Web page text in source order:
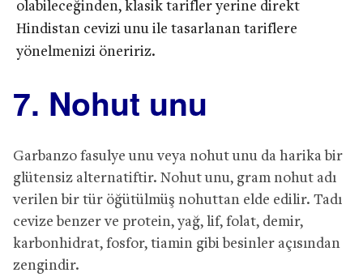
olabileceğinden, klasik tarifler yerine direkt
Hindistan cevizi unu ile tasarlanan tariflere
yönelmenizi öneririz.
7. Nohut unu
Garbanzo fasulye unu veya nohut unu da harika bir
glütensiz alternatiftir. Nohut unu, gram nohut adı
verilen bir tür öğütülmüş nohuttan elde edilir. Tadı
cevize benzer ve protein, yağ, lif, folat, demir,
karbonhidrat, fosfor, tiamin gibi besinler açısından
zengindir.